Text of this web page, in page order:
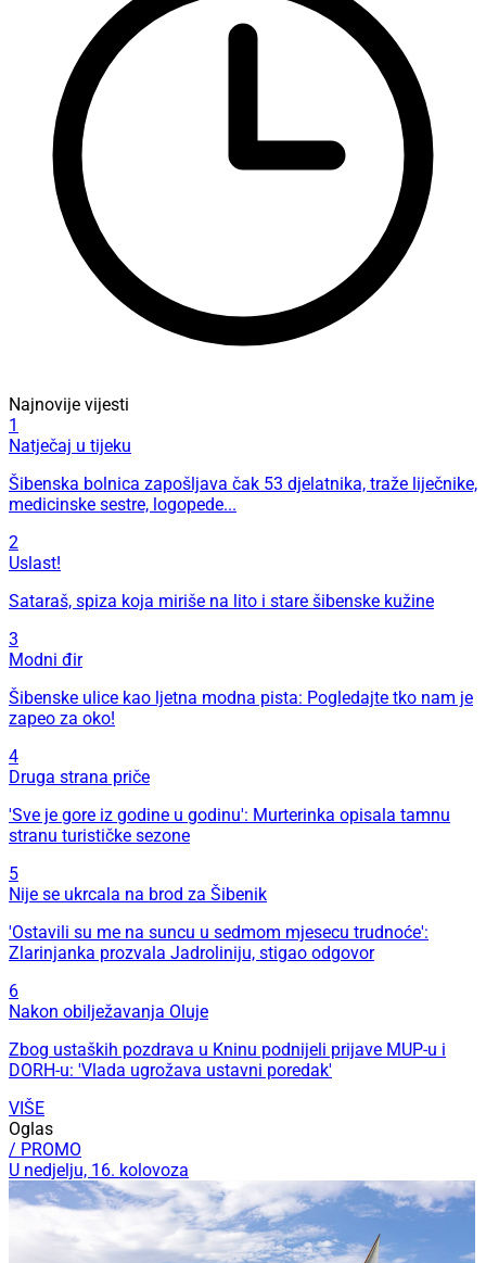
Najnovije vijesti
1
Natječaj u tijeku
Šibenska bolnica zapošljava čak 53 djelatnika, traže liječnike,
medicinske sestre, logopede...
2
Uslast!
Sataraš, spiza koja miriše na lito i stare šibenske kužine
3
Modni đir
Šibenske ulice kao ljetna modna pista: Pogledajte tko nam je
zapeo za oko!
4
Druga strana priče
'Sve je gore iz godine u godinu': Murterinka opisala tamnu
stranu turističke sezone
5
Nije se ukrcala na brod za Šibenik
'Ostavili su me na suncu u sedmom mjesecu trudnoće':
Zlarinjanka prozvala Jadroliniju, stigao odgovor
6
Nakon obilježavanja Oluje
Zbog ustaških pozdrava u Kninu podnijeli prijave MUP-u i
DORH-u: 'Vlada ugrožava ustavni poredak'
VIŠE
Oglas
/ PROMO
U nedjelju, 16. kolovoza